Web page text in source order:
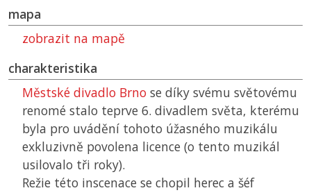
mapa
zobrazit na mapě
charakteristika
Městské divadlo Brno se díky svému světovému
renomé stalo teprve 6. divadlem světa, kterému
byla pro uvádění tohoto úžasného muzikálu
exkluzivně povolena licence (o tento muzikál
usilovalo tři roky).
Režie této inscenace se chopil herec a šéf